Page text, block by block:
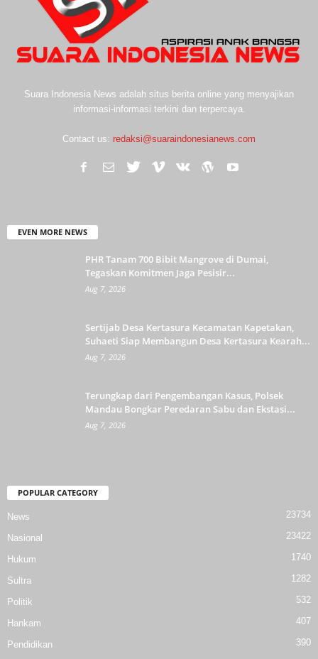
Suara Indonesia News adalah situs berita online yang menyajikan
informasi-informasi terkini dan terpercaya.
Contact us: redaksi@suaraindonesianews.com
EVEN MORE NEWS
PHR Tanam 700 Bibit Mangrove di Dumai,
Tegaskan Komitmen Jaga Pesisir...
Aug 7, 2026
Sertijab Desa Kertasura Kecamatan Kapetakan,
Suhaeti Siap Membangun Desa Kertasura Kearah...
Aug 7, 2026
Terungkap dari Pengembangan Kasus, Polsek
Mandau Bongkar Peredaran Sabu dan Ekstasi...
Aug 7, 2026
POPULAR CATEGORY
News 23734
Nasional 23422
Hukum 1740
Sultra 1282
Politik 532
Hankam 407
Pendidikan 390